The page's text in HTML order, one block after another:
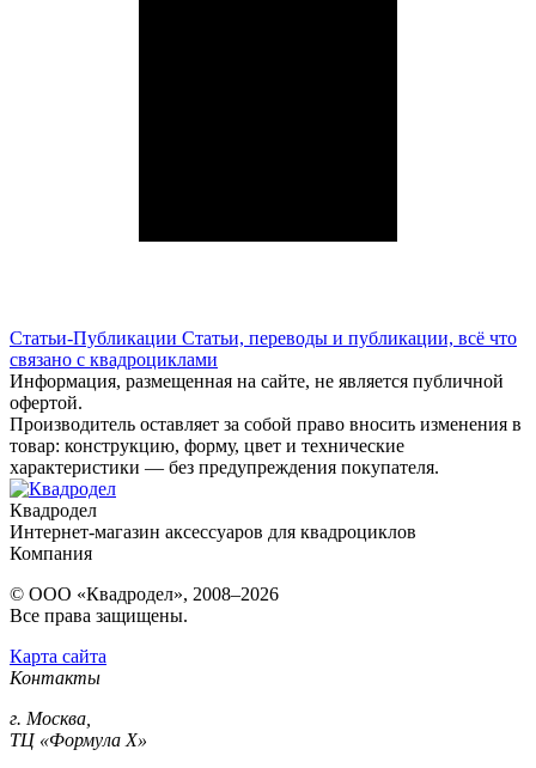
Статьи-Публикации Статьи, переводы и публикации, всё что
связано с квадроциклами
Информация, размещенная на сайте, не является публичной
офертой.
Производитель оставляет за собой право вносить изменения в
товар: конструкцию, форму, цвет и технические
характеристики — без предупреждения покупателя.
Квадродел
Интернет-магазин аксессуаров для квадроциклов
Компания
© ООО «Квадродел», 2008–2026
Все права защищены.
Карта сайта
Контакты
г. Москва,
ТЦ «Формула Х»